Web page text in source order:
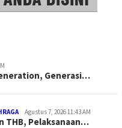
Generasi…
Agustus 7, 2026 11:43 AM
THB, Pelaksanaan…